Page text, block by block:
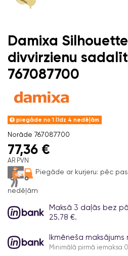
Damixa
divvirzienu
767087700
piegāde no 1 līdz 4 nedēļām
Norāde 767087700
77,36 €
AR PVN
Piegāde ar kurjeru: pēc
nedēļām
Maksā 3 daļās bez
25.78 €.
Ikmēneša maksājums
Minimālā pirmā iemaksa